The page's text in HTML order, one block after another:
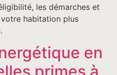
les démarches et
habitation plus
en